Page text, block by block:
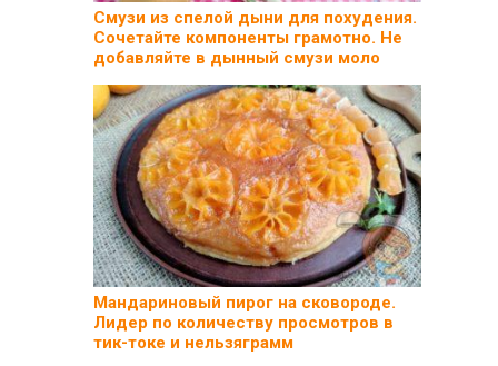
Смузи из спелой дыни для похудения.
Сочетайте компоненты грамотно. Не
добавляйте в дынный смузи моло
Мандариновый пирог на сковороде.
Лидер по количеству просмотров в
тик-токе и нельзяграмм